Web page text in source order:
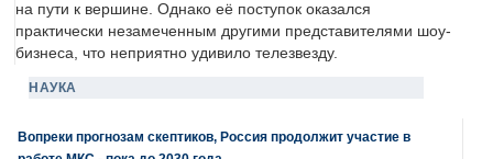
на пути к вершине. Однако её поступок оказался
практически незамеченным другими представителями шоу-
бизнеса, что неприятно удивило телезвезду.
НАУКА
Вопреки прогнозам скептиков, Россия продолжит участие в